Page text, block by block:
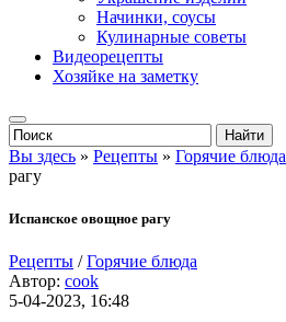
Начинки, соусы
Кулинарные советы
Видеорецепты
Хозяйке на заметку
Вы здесь » Рецепты » Горячие блюда
рагу
Испанское овощное рагу
Рецепты /Горячие блюда
Автор: cook
5-04-2023, 16:48